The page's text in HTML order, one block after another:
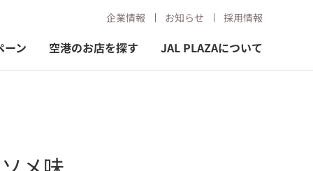
ーン 空港のお店を探す JAL PLAZAについて
企業情報 お知らせ 採用情報